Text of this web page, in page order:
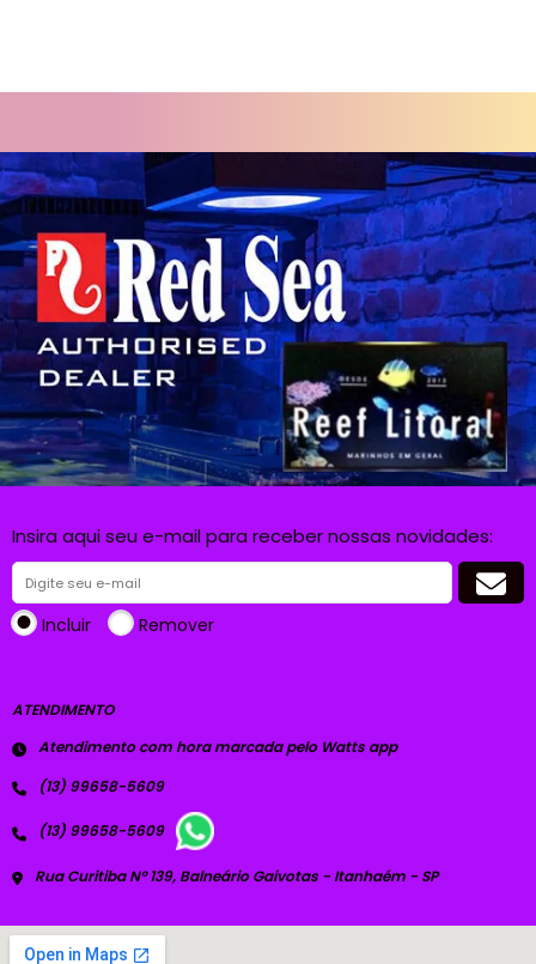
Insira aqui seu e-mail para receber nossas novidades:
Incluir Remover
ATENDIMENTO
Atendimento com hora marcada pelo Watts app
(13) 99658-5609
(13) 99658-5609
Rua Curitiba Nº 139, Balneário Gaivotas - Itanhaém - SP